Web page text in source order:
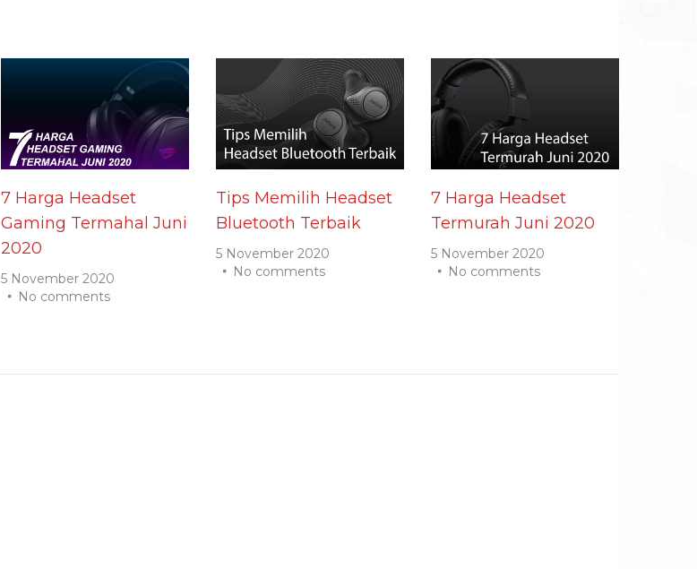
7 Harga Headset
Gaming Termahal Juni
2020
5 November 2020
No comments
Tips Memilih Headset
Bluetooth Terbaik
5 November 2020
No comments
7 Harga Headset
Termurah Juni 2020
5 November 2020
No comments